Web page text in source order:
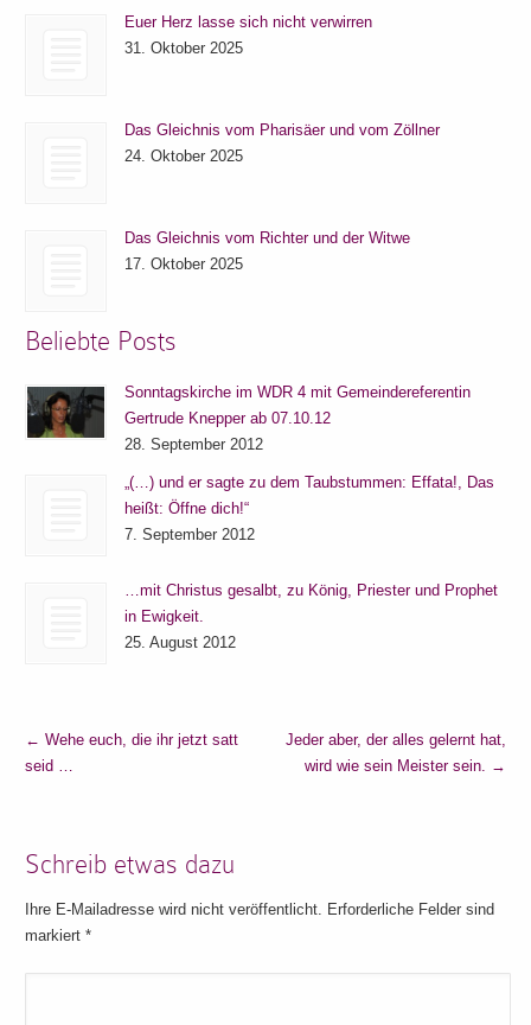
Euer Herz lasse sich nicht verwirren
31. Oktober 2025
Das Gleichnis vom Pharisäer und vom Zöllner
24. Oktober 2025
Das Gleichnis vom Richter und der Witwe
17. Oktober 2025
Beliebte Posts
Sonntagskirche im WDR 4 mit Gemeindereferentin
Gertrude Knepper ab 07.10.12
28. September 2012
„(…) und er sagte zu dem Taubstummen: Effata!, Das
heißt: Öffne dich!“
7. September 2012
…mit Christus gesalbt, zu König, Priester und Prophet
in Ewigkeit.
25. August 2012
← Wehe euch, die ihr jetzt satt
seid …
Jeder aber, der alles gelernt hat,
wird wie sein Meister sein.
→
Schreib etwas dazu
Ihre E-Mailadresse wird nicht veröffentlicht. Erforderliche Felder sind
markiert*